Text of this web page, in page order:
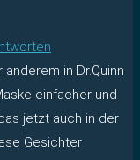
in Dr.Quinn
einfacher und
jetzt auch in der
Gesichter